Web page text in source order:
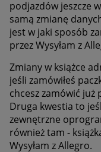
podjazdów jeszcze
samą zmianę
jest w jaki sposób
przez Wysyłam z
Zmiany w książce
jeśli zamówiłeś
chcesz zamówić
Druga kwestia to
zewnętrzne
również tam -
Wysyłam z Allegro.